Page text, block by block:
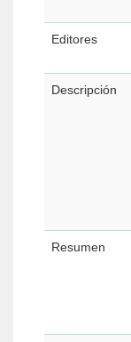
Editores
Descripción
Resumen